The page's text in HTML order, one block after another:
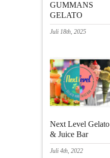
GUMMANS
GELATO
Juli 18th, 2025
Next Level Gelato
& Juice Bar
Juli 4th, 2022